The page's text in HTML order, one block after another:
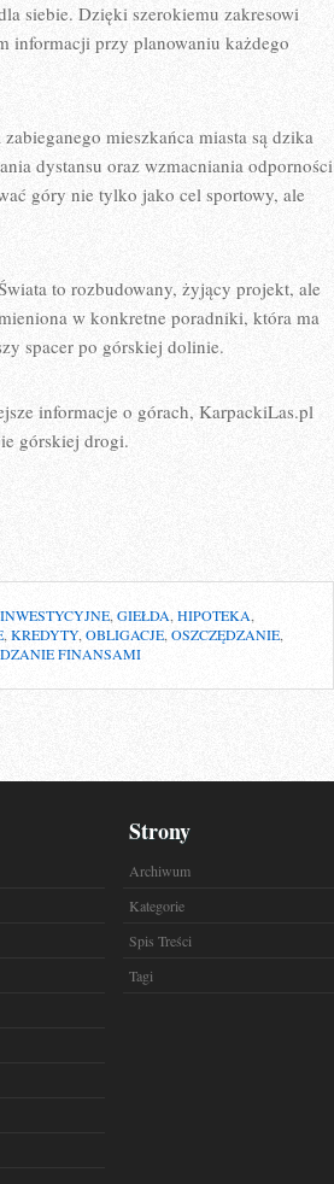
siebie. Dzięki szerokiemu zakresowi
informacji przy planowaniu każdego
mieszkańca miasta są dzika
dystansu oraz wzmacniania odporności
góry nie tylko jako cel sportowy, ale
to rozbudowany, żyjący projekt, ale
w konkretne poradniki, która ma
spacer po górskiej dolinie.
informacje o górach, KarpackiLas.pl
górskiej drogi.
, GIEŁDA HIPOTEKA,
KREDYTY, OBLIGACJE, OSZCZĘDZANIE
FINANSAMI
Strony
Archiwum
Kategorie
Spis Treści
Tagi